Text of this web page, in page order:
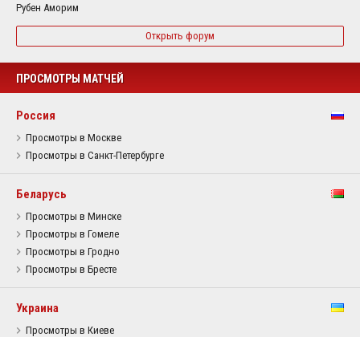
Рубен Аморим
Открыть форум
ПРОСМОТРЫ МАТЧЕЙ
Россия
Просмотры в Москве
Просмотры в Санкт-Петербурге
Беларусь
Просмотры в Минске
Просмотры в Гомеле
Просмотры в Гродно
Просмотры в Бресте
Украина
Просмотры в Киеве